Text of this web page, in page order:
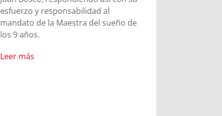
esfuerzo y responsabilidad al
mandato de la Maestra del sueño de
los 9 años.
Leer más